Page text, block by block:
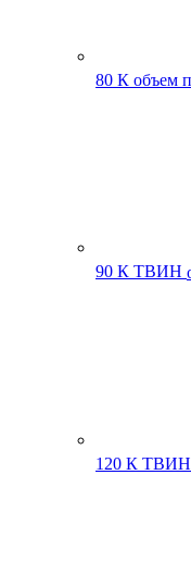
80 К объем
90 К ТВИН
120 К ТВИН